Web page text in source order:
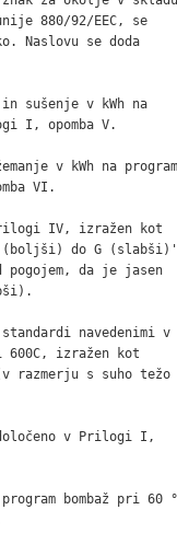
880/92/EEC, se
Naslovu se doda
sušenje v kWh na
I, opomba V.
v kWh na program
VI.
IV, izražen kot
(boljši) do G
da je jasen
navedenimi
600C, izražen kot
razmerju s suho težo
v Prilogi I,
bombaž pri 60